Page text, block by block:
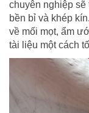
chuyên nghiệp sẽ
bền bỉ và khép
về mối mọt, ẩm
tài liệu một cách